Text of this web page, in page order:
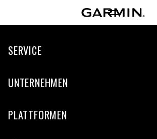
SERVICE
UNTERNEHMEN
PLATTFORMEN